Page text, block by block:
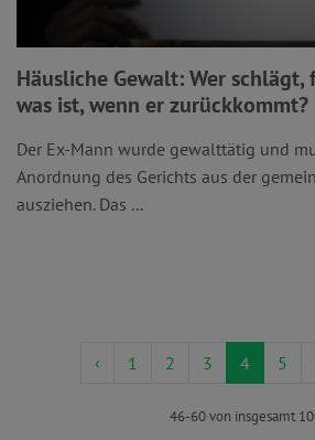
Häusliche Gewalt: Wer
was ist, wenn er zurückkommt?
Der Ex-Mann wurde gewalttätig und
Anordnung des Gerichts aus der
ausziehen. Das ...
‹ 1 2 3 4 5
46-60 von insgesamt